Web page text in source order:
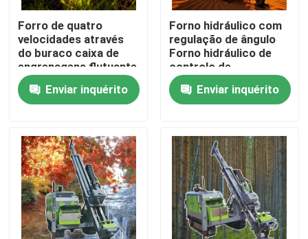
Produtos
Quem Somos
Forro de quatro
velocidades através
do buraco caixa de
engrenagens flutuante
fio do eixo principal
Forro hidráulico
Enviar inquérito
Forno hidráulico com
regulação de ângulo
Forno hidráulico de
controlo de
alimentação
Enviar inquérito